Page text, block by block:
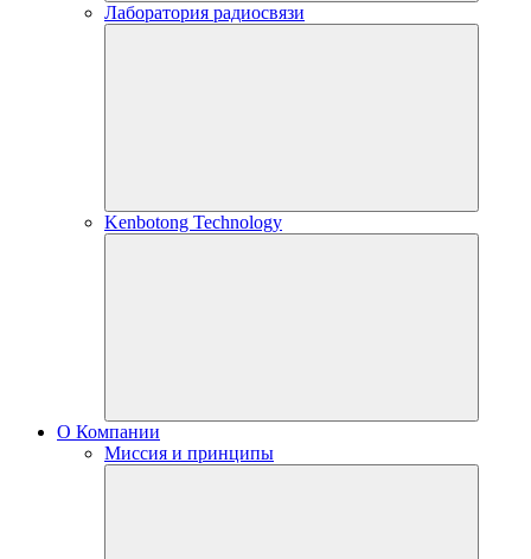
Лаборатория радиосвязи
Kenbotong Technology
О Компании
Миссия и принципы